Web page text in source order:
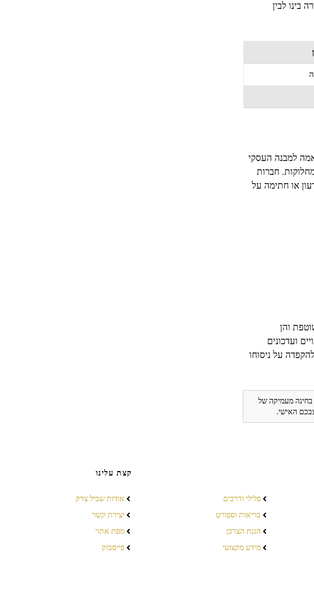
בינו לבין
למבנה העסקי
חברות
או חתימה על
והן
ועדכונים
על ניסוחו
בחינה מעמיקה של
האישי.
פלילי ודרכים
בריאות וספורט
הגנת הצרכן
מידע מקצועי
קצת עלינו
אודות שביל צדק
יצירת קשר
מפת אתר
פייסבוק